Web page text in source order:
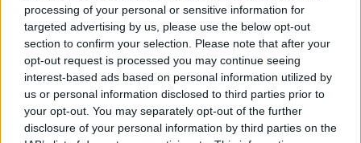
processing of your personal or sensitive information for
targeted advertising by us, please use the below opt-out
section to confirm your selection. Please note that after your
opt-out request is processed you may continue seeing
interest-based ads based on personal information utilized by
us or personal information disclosed to third parties prior to
your opt-out. You may separately opt-out of the further
disclosure of your personal information by third parties on the
Chcete dominantu interiéru,
ktorá pritiahne pohľady?
Prečo klasická
potrubia v